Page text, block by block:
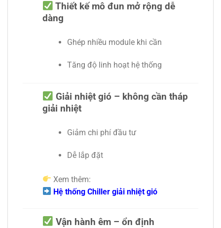
Thiết kế mô đun mở rộng dễ
dàng
Ghép nhiều module khi cần
Tăng độ linh hoạt hệ thống
Giải nhiệt gió – không cần tháp
giải nhiệt
Giảm chi phí đầu tư
Dễ lắp đặt
Xem thêm:
Hệ thống Chiller giải nhiệt gió
Vận hành êm – ổn định